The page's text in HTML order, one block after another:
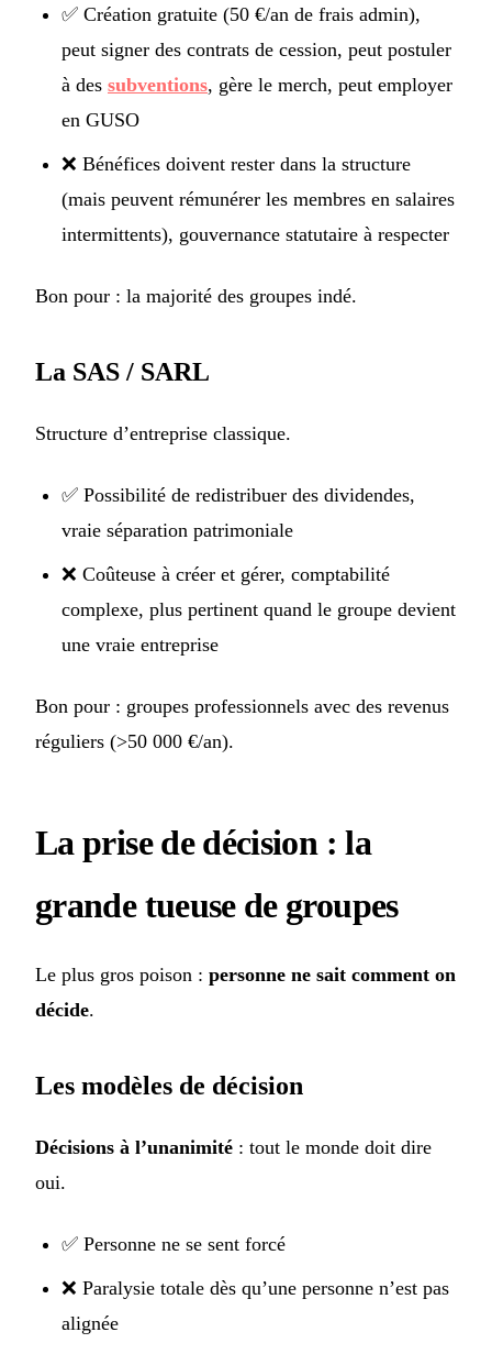
✅ Création gratuite (50 €/an de frais admin),
peut signer des contrats de cession, peut postuler
à des subventions, gère le merch, peut employer
en GUSO
❌ Bénéfices doivent rester dans la structure
(mais peuvent rémunérer les membres en salaires
intermittents), gouvernance statutaire à respecter
Bon pour : la majorité des groupes indé.
La SAS / SARL
Structure d’entreprise classique.
✅ Possibilité de redistribuer des dividendes,
vraie séparation patrimoniale
❌ Coûteuse à créer et gérer, comptabilité
complexe, plus pertinent quand le groupe devient
une vraie entreprise
Bon pour : groupes professionnels avec des revenus
réguliers (>50 000 €/an).
La prise de décision : la
grande tueuse de groupes
Le plus gros poison : personne ne sait comment on
décide.
Les modèles de décision
Décisions à l’unanimité : tout le monde doit dire
oui.
✅ Personne ne se sent forcé
❌ Paralysie totale dès qu’une personne n’est pas
alignée